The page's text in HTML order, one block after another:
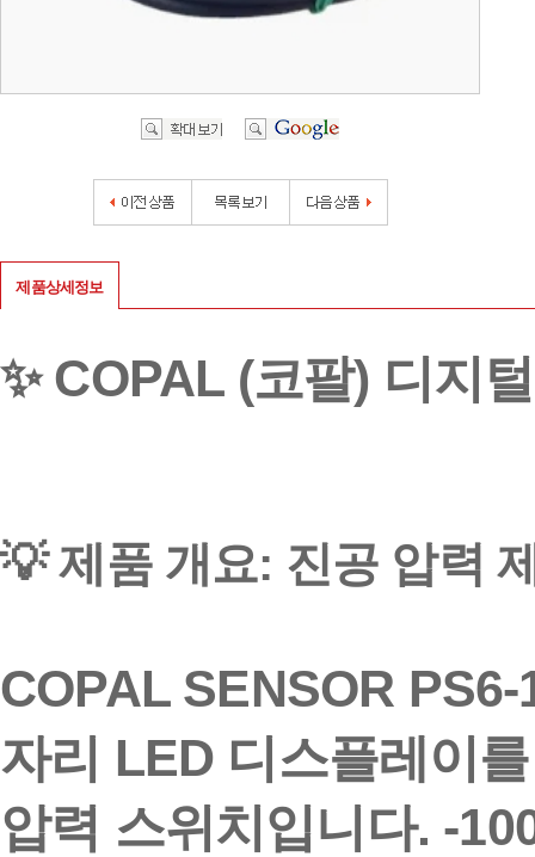
제품상세정보
✨ COPAL (코팔) 디지
💡 제품 개요: 진공 압력
COPAL SENSOR
자리 LED 디스플레이
압력 스위치입니다. -